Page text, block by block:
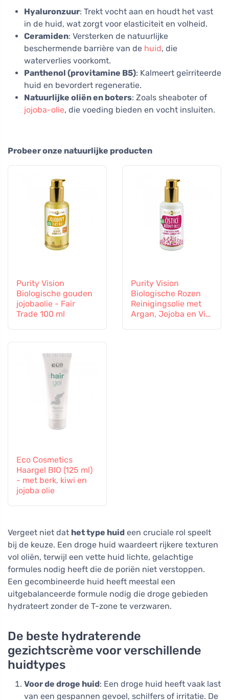
Hyaluronzuur: Trekt vocht aan en houdt het vast
in de huid, wat zorgt voor elasticiteit en volheid.
Ceramiden: Versterken de natuurlijke
beschermende barrière van de huid, die
waterverlies voorkomt.
Panthenol (provitamine B5): Kalmeert geïrriteerde
huid en bevordert regeneratie.
Natuurlijke oliën en boters: Zoals sheaboter of
jojoba-olie, die voeding bieden en vocht insluiten.
Probeer onze natuurlijke producten
Purity Vision
Biologische gouden
jojobaolie - Fair
Trade 100 ml
Purity Vision
Biologische Rozen
Reinigingsolie met
Argan, Jojoba en Vit.
Eco Cosmetics
Haargel BIO (125 ml)
- met berk, kiwi en
jojoba olie
Vergeet niet dat het type huid een cruciale rol speelt
bij de keuze. Een droge huid waardeert rijkere texturen
vol oliën, terwijl een vette huid lichte, gelachtige
formules nodig heeft die de poriën niet verstoppen.
Een gecombineerde huid heeft meestal een
uitgebalanceerde formule nodig die droge gebieden
hydrateert zonder de T-zone te verzwaren.
De beste hydraterende
gezichtscrème voor verschillende
huidtypes
Voor de droge huid: Een droge huid heeft vaak last
van een gespannen gevoel, schilfers of irritatie. De